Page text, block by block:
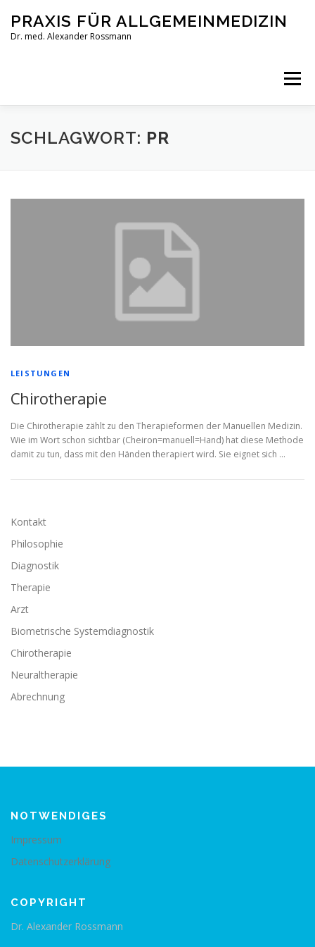
Inhalt
springen
PRAXIS FÜR ALLGEMEINMEDIZIN
Dr. med. Alexander Rossmann
Menü
PRAXIS ARZT METHODEN
SCHLAGWORT: PR
LEISTUNGEN
Chirotherapie
Die Chirotherapie zählt zu den Therapieformen der Manuellen Medizin.
Wie im Wort schon sichtbar (Cheiron=manuell=Hand) hat diese Methode
damit zu tun, dass mit den Händen therapiert wird. Sie eignet sich …
Kontakt
Philosophie
Diagnostik
Therapie
Arzt
Biometrische Systemdiagnostik
Chirotherapie
Neuraltherapie
Abrechnung
NOTWENDIGES
Impressum
Datenschutzerklärung
COPYRIGHT
Dr. Alexander Rossmann